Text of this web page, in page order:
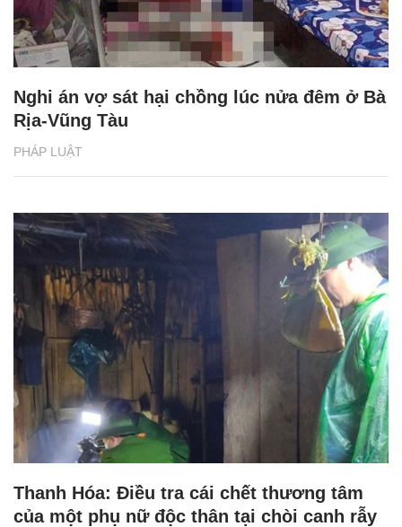
PHÁP LUẬT
Nghi án vợ sát hại chồng lúc nửa đêm ở Bà
Rịa-Vũng Tàu
Thanh Hóa: Điều tra cái chết thương tâm
của một phụ nữ độc thân tại chòi canh rẫy